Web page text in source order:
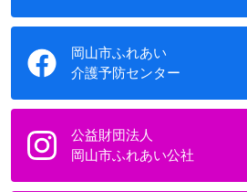
岡山市ふれあい
介護予防センター
公益財団法人
岡山市ふれあい公社